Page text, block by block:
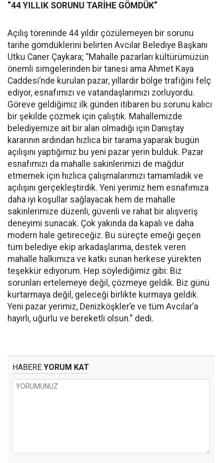
“44 YILLIK SORUNU TARİHE GÖMDÜK”
Açılış töreninde 44 yıldır çözülemeyen bir sorunu
tarihe gömdüklerini belirten Avcılar Belediye Başkanı
Utku Caner Çaykara; “Mahalle pazarları kültürümüzün
önemli simgelerinden bir tanesi ama Ahmet Kaya
Caddesi’nde kurulan pazar, yıllardır bölge trafiğini felç
ediyor, esnafımızı ve vatandaşlarımızı zorluyordu.
Göreve geldiğimiz ilk günden itibaren bu sorunu kalıcı
bir şekilde çözmek için çalıştık. Mahallemizde
belediyemize ait bir alan olmadığı için Danıştay
kararının ardından hızlıca bir tarama yaparak bugün
açılışını yaptığımız bu yeni pazar yerin bulduk. Pazar
esnafımızı da mahalle sakinlerimizi de mağdur
etmemek için hızlıca çalışmalarımızı tamamladık ve
açılışını gerçekleştirdik. Yeni yerimiz hem esnafımıza
daha iyi koşullar sağlayacak hem de mahalle
sakinlerimize düzenli, güvenli ve rahat bir alışveriş
deneyimi sunacak. Çok yakında da kapalı ve daha
modern hale getireceğiz. Bu süreçte emeği geçen
tüm belediye ekip arkadaşlarıma, destek veren
mahalle halkımıza ve katkı sunan herkese yürekten
teşekkür ediyorum. Hep söylediğimiz gibi: Biz
sorunları ertelemeye değil, çözmeye geldik. Biz günü
kurtarmaya değil, geleceği birlikte kurmaya geldik.
Yeni pazar yerimiz, Denizköşkler’e ve tüm Avcılar’a
hayırlı, uğurlu ve bereketli olsun.” dedi.
HABERE YORUM KAT